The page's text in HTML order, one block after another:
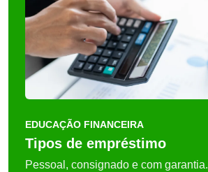
EDUCAÇÃO FINANCEIRA
Tipos de empréstimo
Pessoal, consignado e com garantia.